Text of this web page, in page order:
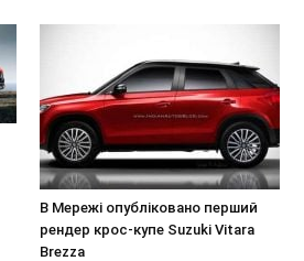
В Мережі опубліковано перший
рендер крос-купе Suzuki Vitara
Brezza